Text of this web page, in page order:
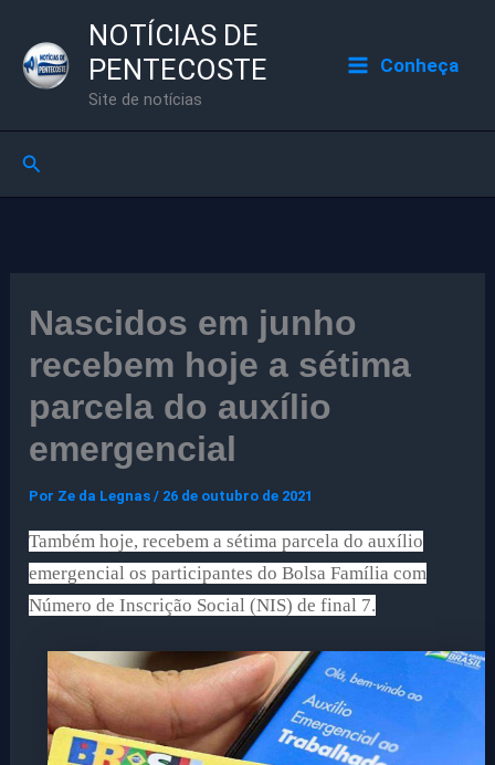
para
NOTÍCIAS DE
PENTECOSTE
Site de notícias
Conheça
Pesquisar
Nascidos em junho
recebem hoje a sétima
parcela do auxílio
emergencial
Por Ze da Legnas/ 26 de outubro de 2021
Também hoje, recebem a sétima parcela do auxílio
emergencial os participantes do Bolsa Família com
Número de Inscrição Social (NIS) de final 7.